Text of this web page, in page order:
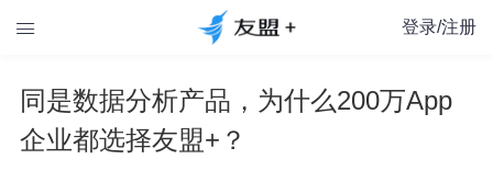
 登录/注册
同是数据分析产品，为什么200万App
企业都选择友盟+？